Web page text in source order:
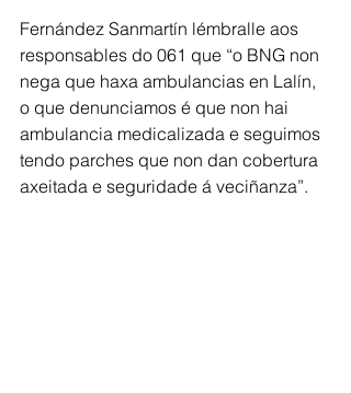
Fernández Sanmartín lémbralle aos
responsables do 061 que “o BNG non
nega que haxa ambulancias en Lalín,
o que denunciamos é que non hai
ambulancia medicalizada e seguimos
tendo parches que non dan cobertura
axeitada e seguridade á veciñanza”.